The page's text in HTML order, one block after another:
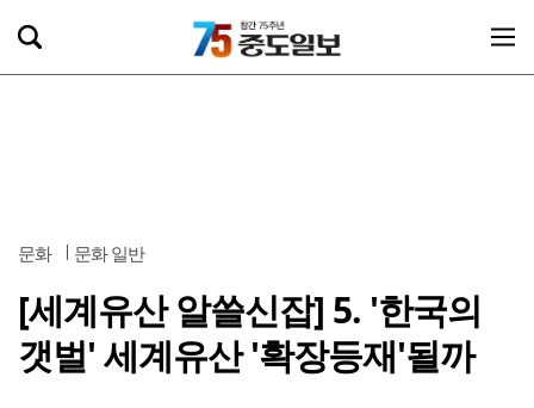
문화 문화 일반
[세계유산 알쓸신잡] 5. '한국의
갯벌' 세계유산 '확장등재'될까